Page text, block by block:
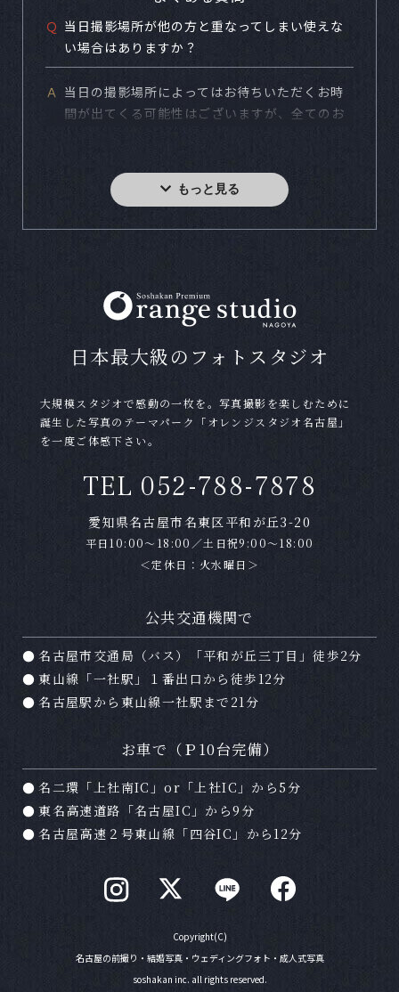
Ｑ 当日撮影場所が他の方と重なってしまい使えな
い場合はありますか？
Ａ 当日の撮影場所によってはお待ちいただくお時
間が出てくる可能性はございますが、全てのお
下さい。
ご予約を承ります。料金等わからない事なども
お気軽にお問い合わせ下さい。
Ａ はい。お客様のスマートフォン・携帯電話で撮
の妨げにならないようにご配慮下さい。タイミ
いますので、スタッフにご確認下さい。
撮影データはもらえますか？
はい。オレンジスタジオの撮影プランは全てデ
ータ付きのプランとなっております。データは
撮影日２週間後に専用サイトよりダウンロード
していただけます。
Ａ 土日祝日は大変混み合います。休日の撮影をご
希望の場合はお早めのご予約をおすすめ致しま
す。
ります。お急ぎの場合はお問い合わせ下さい。
支払方法は？
日本最大級のフォトスタジオ
大規模スタジオで感動の一枚を。写真撮影を楽しむために
誕生した写真のテーマパーク「オレンジスタジオ名古屋」
を一度ご体感下さい。
TEL 052-788-7878
愛知県名古屋市名東区平和が丘3-20
平日10:00～18:00／土日祝9:00～18:00
＜定休日：火水曜日＞
公共交通機関で
名古屋市交通局（バス）「平和が丘三丁目」徒歩2分
東山線「一社駅」１番出口から徒歩12分
名古屋駅から東山線一社駅まで21分
お車で（Ｐ10台完備）
名二環「上社南IC」or「上社IC」から5分
東名高速道路「名古屋IC」から9分
名古屋高速２号東山線「四谷IC」から12分
Copyright(C)
名古屋の前撮り・結婚写真・ウェディングフォト・成人式写真
soshakan inc. all rights reserved.